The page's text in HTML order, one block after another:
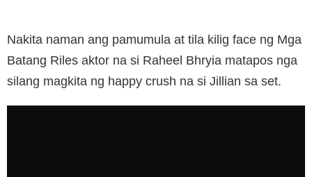
Nakita naman ang pamumula at tila kilig face ng Mga
Batang Riles aktor na si Raheel Bhryia matapos nga
silang magkita ng happy crush na si Jillian sa set.